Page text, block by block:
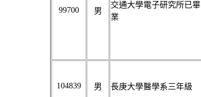
99700 男
交通大學電子研究所已畢
業
104839 男 長庚大學醫學系三年級